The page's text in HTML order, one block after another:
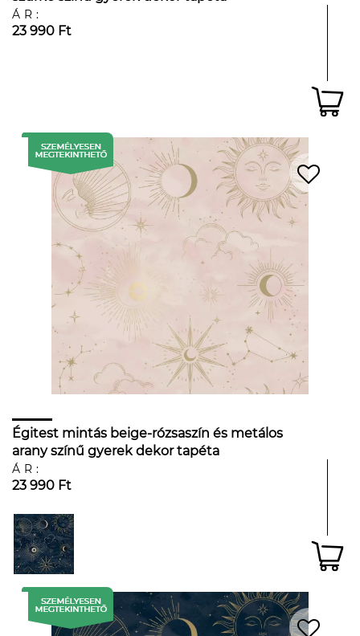
ÁR:
23 990 Ft
Égitest mintás beige-rózsaszín és metálos
arany színű gyerek dekor tapéta
ÁR:
23 990 Ft